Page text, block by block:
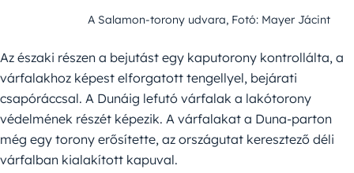
A Salamon-torony udvara, Fotó: Mayer Jácint
Az északi részen a bejutást egy kaputorony kontrollálta, a
várfalakhoz képest elforgatott tengellyel, bejárati
csapóráccsal. A Dunáig lefutó várfalak a lakótorony
védelmének részét képezik. A várfalakat a Duna-parton
még egy torony erősítette, az országutat keresztező déli
várfalban kialakított kapuval.